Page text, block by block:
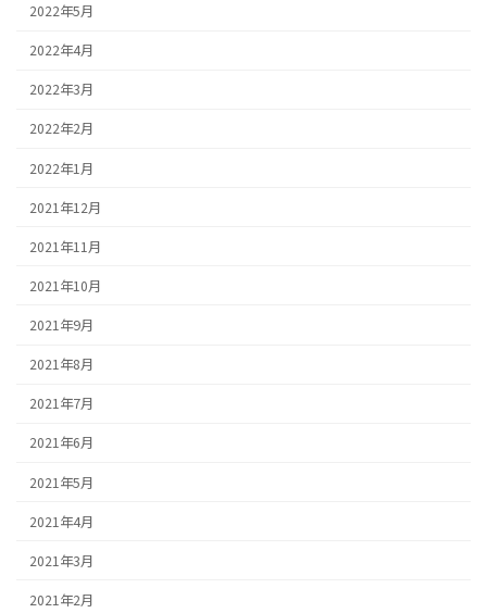
2022年5月
2022年4月
2022年3月
2022年2月
2022年1月
2021年12月
2021年11月
2021年10月
2021年9月
2021年8月
2021年7月
2021年6月
2021年5月
2021年4月
2021年3月
2021年2月